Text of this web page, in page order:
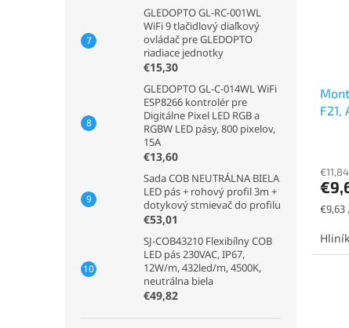
GLEDOPTO GL-RC-001WL
WiFi 9 tlačidlový diaľkový
ovládač pre GLEDOPTO
riadiace jednotky
€15,30
GLEDOPTO GL-C-014WL WiFi
ESP8266 kontrolér pre
Digitálne Pixel LED RGB a
RGBW LED pásy, 800 pixelov,
15A
€13,60
Sada COB NEUTRÁLNA BIELA
LED pás + rohový profil 3m +
dotykový stmievač do profilu
€53,01
SJ-COB43210 Flexibílny COB
LED pás 230VAC, IP67,
12W/m, 432led/m, 4500K,
neutrálna biela
€49,82
F21,
€9,63